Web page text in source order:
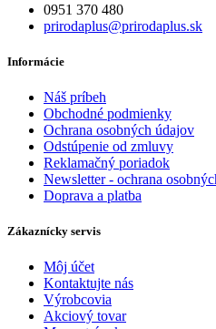
0951 370 480
prirodaplus@prirodaplus.sk
Informácie
Náš príbeh
Obchodné podmienky
Ochrana osobných údajov
Odstúpenie od zmluvy
Reklamačný poriadok
Newsletter - ochrana
Doprava a platba
Zákaznícky servis
Môj účet
Kontaktujte nás
Výrobcovia
Akciový tovar